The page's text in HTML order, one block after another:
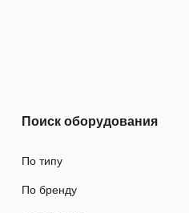
Поиск оборудования
По типу
По бренду